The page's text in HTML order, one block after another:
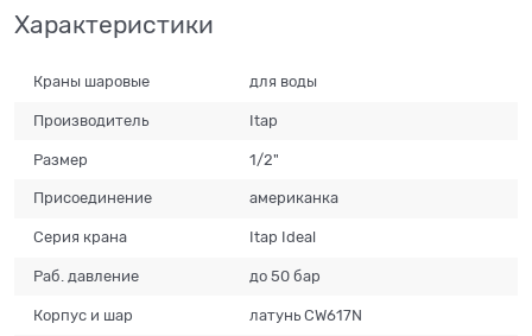
Характеристики
Краны шаровые для воды
Производитель Itap
Размер 1/2"
Присоединение американка
Серия крана Itap Ideal
Раб. давление до 50 бар
Корпус и шар латунь CW617N